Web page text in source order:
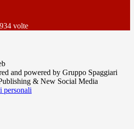
934 volte
and powered by Gruppo Spaggiari
& New Social Media
personali